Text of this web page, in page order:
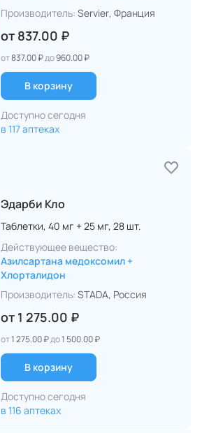
Производитель: Servier, Франция
от 837.00 ₽
от837.00 ₽до960.00 ₽
В корзину
Доступно сегодня
в 117 аптеках
Эдарби Кло
Таблетки, 40 мг + 25 мг, 28 шт.
Действующее вещество:
Азилсартана медоксомил +
Хлорталидон
Производитель: STADA, Россия
от 1 275.00 ₽
от1 275.00 ₽до1 500.00 ₽
В корзину
Доступно сегодня
в 116 аптеках